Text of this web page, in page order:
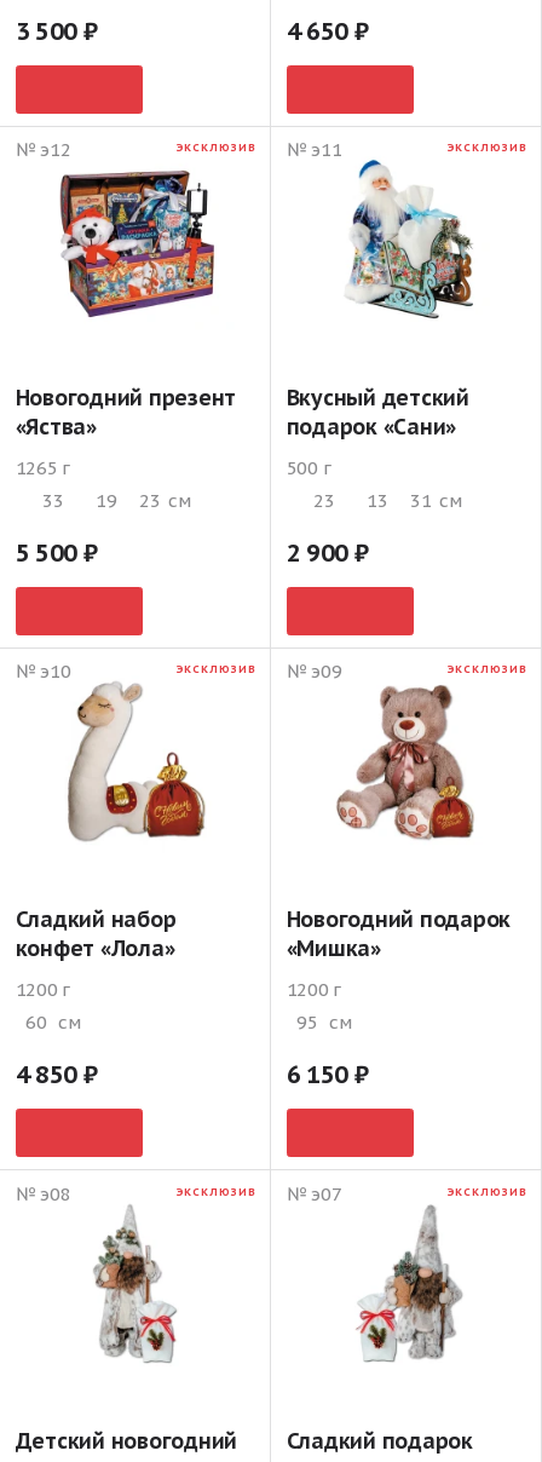
3 500 4 650
№ э12 ЭКСКЛЮЗИВ
Новогодний презент
«Яства»
1265 г
33
19 23 см
5 500
№ э11 ЭКСКЛЮЗИВ
Вкусный детский
подарок «Сани»
500 г
23
13 31 см
2 900
№ э10 ЭКСКЛЮЗИВ
Сладкий набор
конфет «Лола»
1200 г
60 см
4 850
№ э09 ЭКСКЛЮЗИВ
Новогодний подарок
«Мишка»
1200 г
95 см
6 150
№ э08 ЭКСКЛЮЗИВ
Детский новогодний
№ э07 ЭКСКЛЮЗИВ
Сладкий подарок